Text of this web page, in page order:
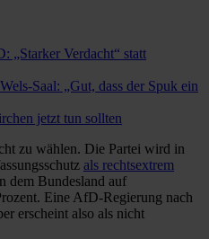
„Starker Verdacht“ statt
Saal: „Gut, dass der Spuk ein
jetzt tun sollten
zu wählen. Die Partei wird in
als rechtsextrem
dem Bundesland auf
Eine AfD-Regierung nach
erscheint also als nicht